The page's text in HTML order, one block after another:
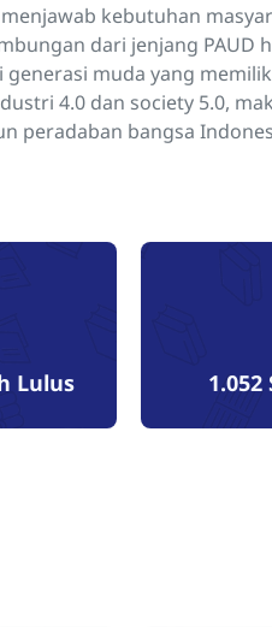
menjawab kebutuhan
dari jenjang PAUD
muda yang
4.0 dan society 5.0,
peradaban bangsa
Lulus 1.052